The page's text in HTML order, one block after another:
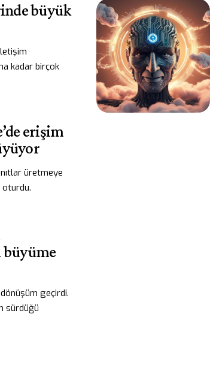
büyük
kadar birçok
erişim
üretmeye
oturdu.
büyüme
geçirdi.
sürdüğü